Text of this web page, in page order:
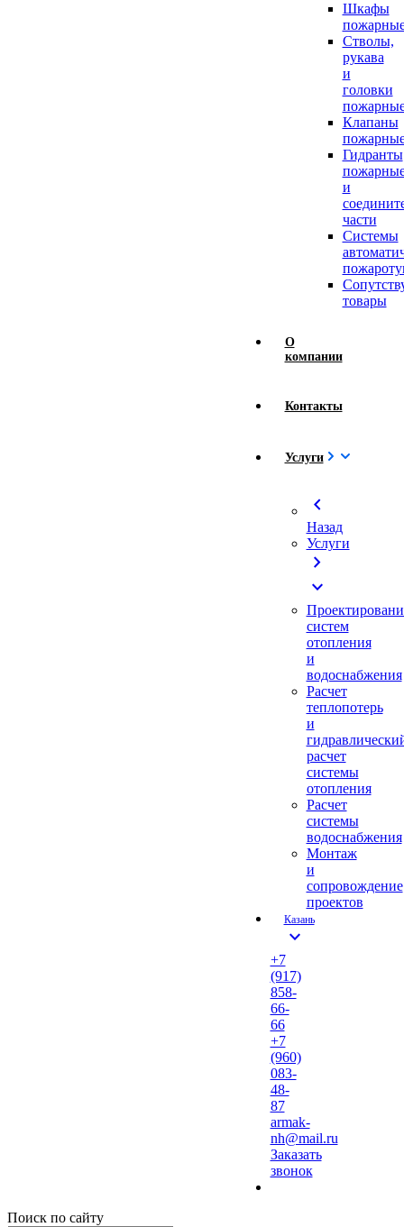
Шкафы
Стволы,
рукава
и
головки
Клапаны
Гидранты
и
части
Системы
товары
О
компании
Контакты
Услуги
chevron_left
Назад
Услуги
chevron_right
expand_more
систем
отопления
и
водоснабжения
Расчет
теплопотерь
и
расчет
системы
отопления
Расчет
системы
водоснабжения
Монтаж
и
сопровождение
проектов
Казань
expand_more
+7
(917)
858-
66-
66
+7
(960)
083-
48-
87
armak-
nh@mail.ru
Заказать
звонок
Поиск по сайту